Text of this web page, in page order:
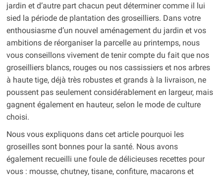
jardin et d’autre part chacun peut déterminer comme il lui
sied la période de plantation des groseilliers. Dans votre
enthousiasme d’un nouvel aménagement du jardin et vos
ambitions de réorganiser la parcelle au printemps, nous
vous conseillons vivement de tenir compte du fait que nos
groseilliers blancs, rouges ou nos cassissiers et nos arbres
à haute tige, déjà très robustes et grands à la livraison, ne
poussent pas seulement considérablement en largeur, mais
gagnent également en hauteur, selon le mode de culture
choisi.
Nous vous expliquons dans cet article pourquoi les
groseilles sont bonnes pour la santé. Nous avons
également recueilli une foule de délicieuses recettes pour
vous : mousse, chutney, tisane, confiture, macarons et